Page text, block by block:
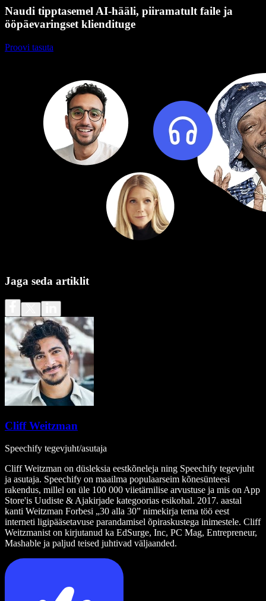
Naudi tipptasemel AI-hääli, piiramatult faile ja
ööpäevaringset kliendituge
Proovi tasuta
Jaga seda artiklit
Cliff Weitzman
Speechify tegevjuht/asutaja
Cliff Weitzman on düsleksia eestkõneleja ning Speechify tegevjuht
ja asutaja. Speechify on maailma populaarseim kõnesünteesi
rakendus, millel on üle 100 000 viietärnilise arvustuse ja mis on App
Store'is Uudiste & Ajakirjade kategoorias esikohal. 2017. aastal
kanti Weitzman Forbesi „30 alla 30” nimekirja tema töö eest
interneti ligipääsetavuse parandamisel õpiraskustega inimestele. Cliff
Weitzmanist on kirjutanud ka EdSurge, Inc, PC Mag, Entrepreneur,
Mashable ja paljud teised juhtivad väljaanded.